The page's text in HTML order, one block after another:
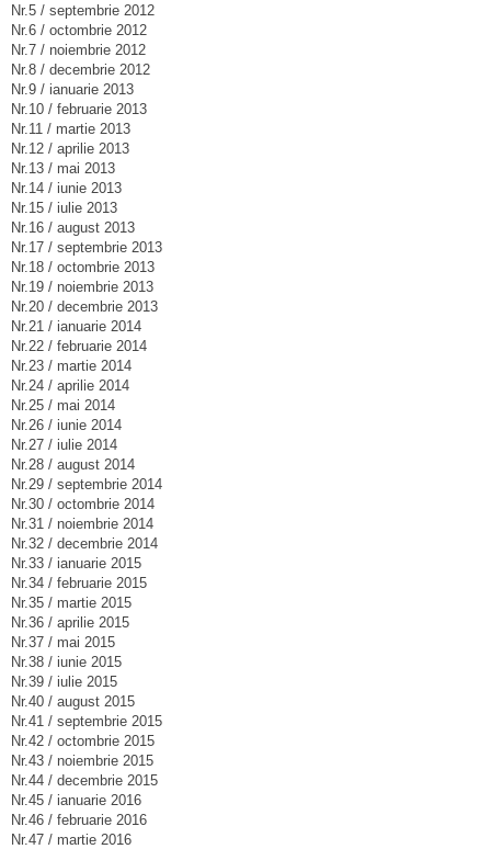
Nr.5 / septembrie 2012
Nr.6 / octombrie 2012
Nr.7 / noiembrie 2012
Nr.8 / decembrie 2012
Nr.9 / ianuarie 2013
Nr.10 / februarie 2013
Nr.11 / martie 2013
Nr.12 / aprilie 2013
Nr.13 / mai 2013
Nr.14 / iunie 2013
Nr.15 / iulie 2013
Nr.16 / august 2013
Nr.17 / septembrie 2013
Nr.18 / octombrie 2013
Nr.19 / noiembrie 2013
Nr.20 / decembrie 2013
Nr.21 / ianuarie 2014
Nr.22 / februarie 2014
Nr.23 / martie 2014
Nr.24 / aprilie 2014
Nr.25 / mai 2014
Nr.26 / iunie 2014
Nr.27 / iulie 2014
Nr.28 / august 2014
Nr.29 / septembrie 2014
Nr.30 / octombrie 2014
Nr.31 / noiembrie 2014
Nr.32 / decembrie 2014
Nr.33 / ianuarie 2015
Nr.34 / februarie 2015
Nr.35 / martie 2015
Nr.36 / aprilie 2015
Nr.37 / mai 2015
Nr.38 / iunie 2015
Nr.39 / iulie 2015
Nr.40 / august 2015
Nr.41 / septembrie 2015
Nr.42 / octombrie 2015
Nr.43 / noiembrie 2015
Nr.44 / decembrie 2015
Nr.45 / ianuarie 2016
Nr.46 / februarie 2016
Nr.47 / martie 2016